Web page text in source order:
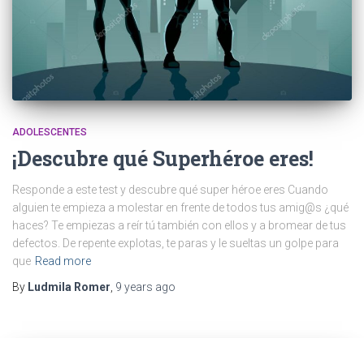
ADOLESCENTES
¡Descubre qué Superhéroe eres!
Responde a este test y descubre qué super héroe eres Cuando
alguien te empieza a molestar en frente de todos tus amig@s ¿qué
haces? Te empiezas a reír tú también con ellos y a bromear de tus
defectos. De repente explotas, te paras y le sueltas un golpe para
que Read more
By Ludmila Romer 9 years ago